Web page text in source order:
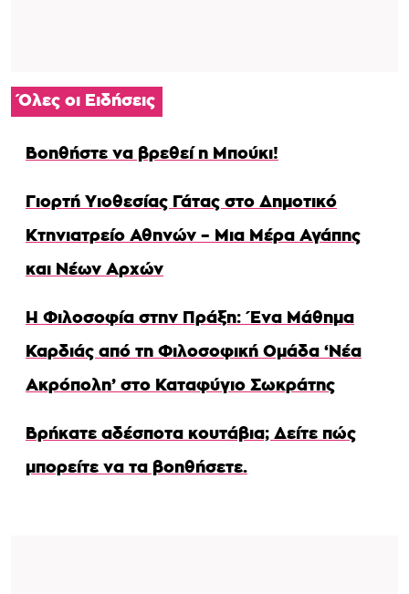
Όλες οι Ειδήσεις
Βοηθήστε να βρεθεί η Μπούκι!
Γιορτή Υιοθεσίας Γάτας στο Δημοτικό
Κτηνιατρείο Αθηνών – Μια Μέρα Αγάπης
και Νέων Αρχών
Η Φιλοσοφία στην Πράξη: Ένα Μάθημα
Καρδιάς από τη Φιλοσοφική Ομάδα ‘Νέα
Ακρόπολη’ στο Καταφύγιο Σωκράτης
Βρήκατε αδέσποτα κουτάβια; Δείτε πώς
μπορείτε να τα βοηθήσετε.